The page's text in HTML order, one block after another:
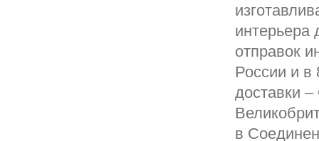
интерьера
отправок
России и в
доставки
в